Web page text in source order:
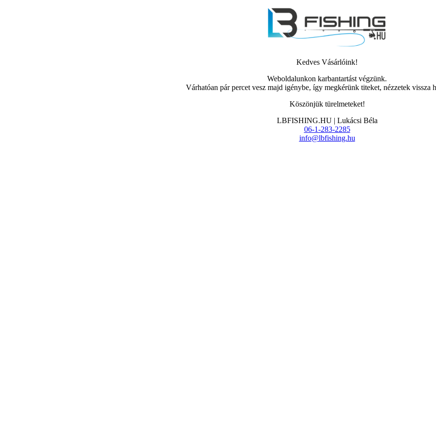
Kedves Vásárlóink!
Weboldalunkon karbantartást végzünk.
Várhatóan pár percet vesz majd igénybe, így megkérünk titeket, nézzetek vissza
Köszönjük türelmeteket!
LBFISHING.HU | Lukácsi Béla
06-1-283-2285
info@lbfishing.hu